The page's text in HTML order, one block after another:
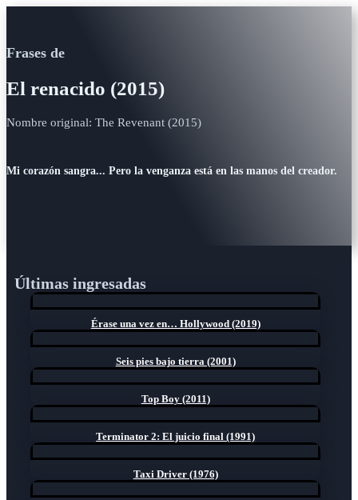
Frases de
El renacido (2015)
Nombre original: The Revenant (2015)
Mi corazón sangra... Pero la venganza está en las manos del creador.
Últimas ingresadas
Érase una vez en… Hollywood (2019)
Seis pies bajo tierra (2001)
Top Boy (2011)
Terminator 2: El juicio final (1991)
Taxi Driver (1976)